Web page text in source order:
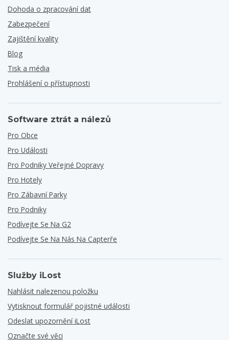
Dohoda o zpracování dat
Zabezpečení
Zajištění kvality
Blog
Tisk a média
Prohlášení o přístupnosti
Software ztrát a nálezů
Pro Obce
Pro Události
Pro Podniky Veřejné Dopravy
Pro Hotely
Pro Zábavní Parky
Pro Podniky
Podívejte Se Na G2
Podívejte Se Na Nás Na Capterře
Služby iLost
Nahlásit nalezenou položku
Vytisknout formulář pojistné události
Odeslat upozornění iLost
Označte své věci